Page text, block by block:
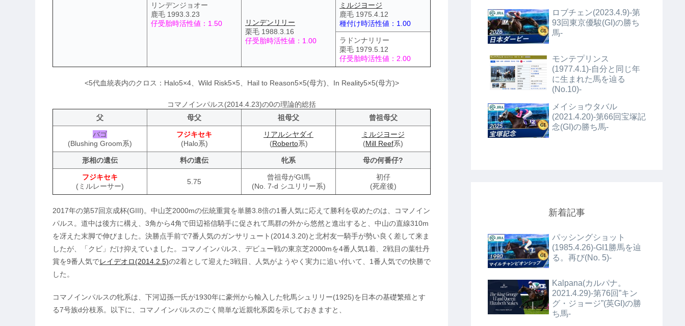
リンデンジョオー
鹿毛 1993.3.23
仔受胎時活性値：1.50
リンデンリリー
栗毛 1988.3.16
仔受胎時活性値：1.00
ミルジヨージ
鹿毛 1975.4.12
種付け時活性値：1.00
ラドンナリリー
栗毛 1979.5.12
仔受胎時活性値：2.00
<5代血統表内のクロス：Halo5×4、Wild Risk5×5、Hail to Reason5×5(母方)、In Reality5×5(母方)>
コマノインパルス(2014.4.23)の0の理論的総括
父
母父 祖母父 曾祖母父
バゴ
(Blushing Groom系)
フジキセキ
(Halo系)
リアルシヤダイ
(Roberto系)
ミルジヨージ
(Mill Reef系)
形相の遺伝 料の遺伝 牝系 母の何番仔?
フジキセキ
(ミルレーサー)
5.75
曾祖母がGI馬
(No. 7-d シユリリー系)
初仔
(死産後)
2017年の第57回京成杯(GIII)。中山芝2000mの伝統重賞を単勝3.8倍の1番人気に応えて勝利を収めたのは、コマノイン
パルス。道中は後方に構え、3角から4角で田辺裕信騎手に促されて馬群の外から悠然と進出すると、中山の直線310m
を冴えた末脚で伸びました。決勝点手前で7番人気のガンサリュート(2014.3.20)と北村友一騎手が勢い良く差して来ま
したが、「クビ」だけ抑えていました。コマノインパルス、デビュー戦の東京芝2000mを4番人気1着、2戦目の葉牡丹
賞を9番人気でレイデオロ(2014.2.5)の2着として迎えた3戦目、人気がようやく実力に追い付いて、1番人気での快勝で
した。
コマノインパルスの牝系は、下河辺孫一氏が1930年に豪州から輸入した牝馬シュリリー(1925)を日本の基礎繁殖とす
る7号族d分枝系。以下に、コマノインパルスのごく簡単な近親牝系図を示しておきますと、
ロブチェン(2023.4.9)-第
93回東京優駿(GI)の勝ち
馬-
モンテプリンス
(1977.4.1)-自分と同じ年
に生まれた馬を辿る
(No.10)-
メイショウタバル
(2021.4.20)-第66回宝塚記
念(GI)の勝ち馬-
新着記事
パッシングショット
(1985.4.26)-GI1勝馬を辿
る。再び(No. 5)-
Kalpana(カルパナ。
2021.4.29)-第76回”キン
グ・ジョージ”(英GI)の勝
ち馬-